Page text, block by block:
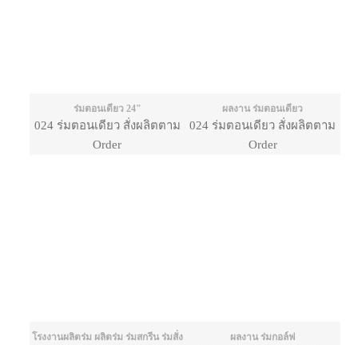
ร่มตอนเดียว 24"
024 ร่มตอนเดียว สั่งผลิตตาม
Order
ผลงาน ร่มตอนเดียว
024 ร่มตอนเดียว สั่งผลิตตาม
Order
โรงงานผลิตร่ม ผลิตร่ม ร่มสกรีน ร่มสั่ง
ผลงาน ร่มกอล์ฟ